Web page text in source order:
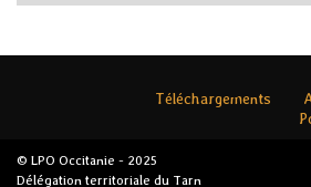
Téléchargements
© LPO Occitanie - 2025
Délégation territoriale du Tarn